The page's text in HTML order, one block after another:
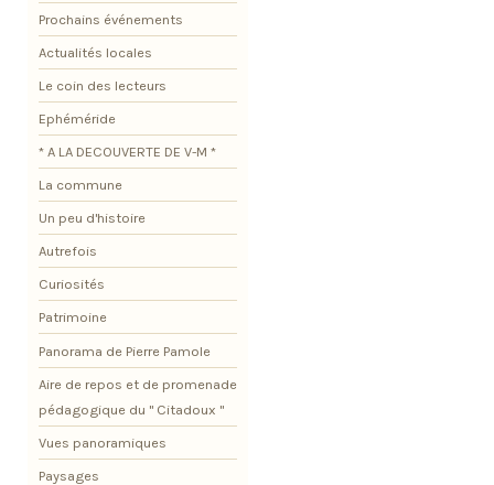
Prochains événements
Actualités locales
Le coin des lecteurs
Ephéméride
* A LA DECOUVERTE DE V-M *
La commune
Un peu d'histoire
Autrefois
Curiosités
Patrimoine
Panorama de Pierre Pamole
Aire de repos et de promenade
pédagogique du " Citadoux "
Vues panoramiques
Paysages